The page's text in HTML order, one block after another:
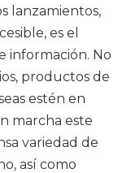
lanzamientos,
es el
información. No
productos de
estén en
marcha este
variedad de
así como